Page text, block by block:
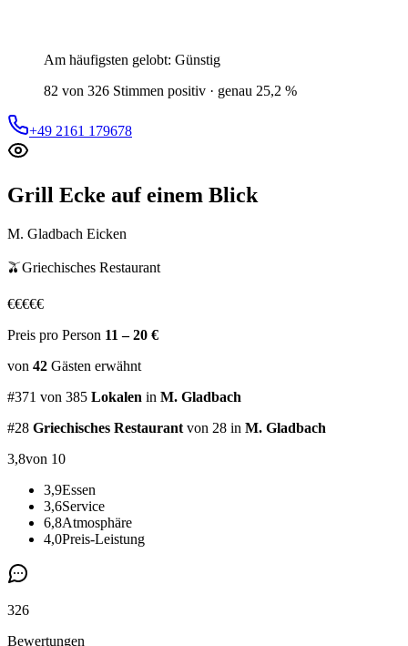
Am häufigsten gelobt: Günstig
82 von 326 Stimmen positiv · genau 25,2 %
+49 2161 179678
Grill Ecke auf einem Blick
M. Gladbach Eicken
🫒Griechisches Restaurant
€€€€€
Preis pro Person 11 – 20 €
von 42 Gästen erwähnt
#371 von 385 Lokalen in M. Gladbach
#28 Griechisches Restaurant von 28 in M. Gladbach
3,8von 10
3,9Essen
3,6Service
6,8Atmosphäre
4,0Preis-Leistung
326
Bewertungen